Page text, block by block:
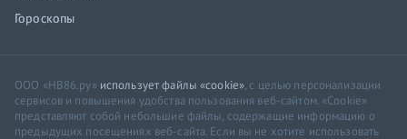
Гороскопы
ООО «НВ86.ру» использует файлы «cookie», с целью персонализации
сервисов и повышения удобства пользования веб-сайтом. «Cookie»
представляют собой небольшие файлы, содержащие информацию о
предыдущих посещениях веб-сайта. Если вы не хотите использовать